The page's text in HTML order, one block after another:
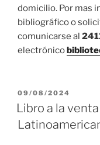
domicilio. Por mas
bibliográfico o
comunicarse al
electrónico
PUBLICADO
EL
09/08/2024
Libro a la